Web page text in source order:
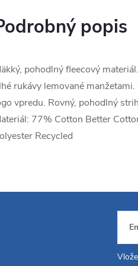
popis
pohodlný fleecový
rukávy lemované
vpredu. Rovný, pohodlný
77% Cotton Better
Recycled